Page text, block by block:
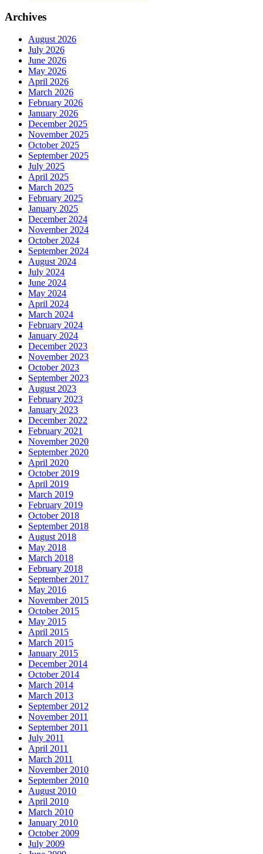
Archives
August 2026
July 2026
June 2026
May 2026
April 2026
March 2026
February 2026
January 2026
December 2025
November 2025
October 2025
September 2025
July 2025
April 2025
March 2025
February 2025
January 2025
December 2024
November 2024
October 2024
September 2024
August 2024
July 2024
June 2024
May 2024
April 2024
March 2024
February 2024
January 2024
December 2023
November 2023
October 2023
September 2023
August 2023
February 2023
January 2023
December 2022
February 2021
November 2020
September 2020
April 2020
October 2019
April 2019
March 2019
February 2019
October 2018
September 2018
August 2018
May 2018
March 2018
February 2018
September 2017
May 2016
November 2015
October 2015
May 2015
April 2015
March 2015
January 2015
December 2014
October 2014
March 2014
March 2013
September 2012
November 2011
September 2011
July 2011
April 2011
March 2011
November 2010
September 2010
August 2010
April 2010
March 2010
January 2010
October 2009
July 2009